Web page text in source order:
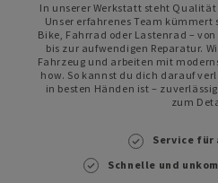
In unserer Werkstatt steht
Unser erfahrenes Team kümmert
Bike, Fahrrad oder Lastenrad –
bis zur aufwendigen Reparatur.
Fahrzeug und arbeiten mit
how. So kannst du dich darauf
in besten Händen ist –
zum
Service für
Schnelle und